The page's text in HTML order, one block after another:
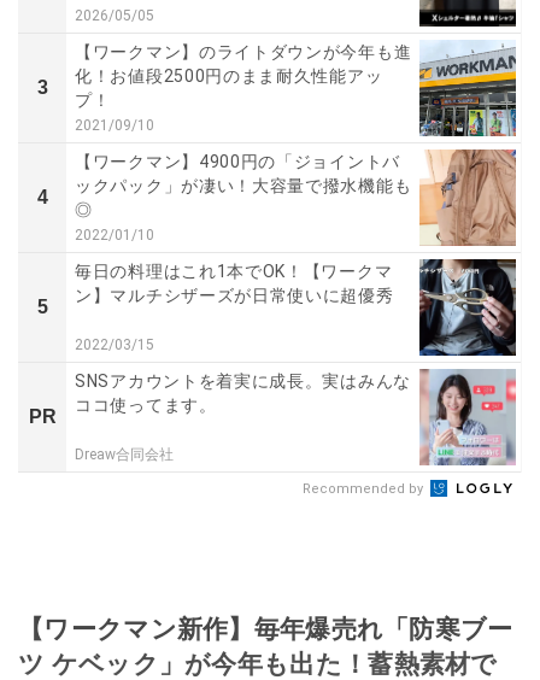
2026/05/05
3
【ワークマン】のライトダウンが今年も進
化！お値段2500円のまま耐久性能アッ
プ！
2021/09/10
4
【ワークマン】4900円の「ジョイントバ
ックパック」が凄い！大容量で撥水機能も
◎
2022/01/10
5
毎日の料理はこれ1本でOK！【ワークマ
ン】マルチシザーズが日常使いに超優秀
2022/03/15
PR
SNSアカウントを着実に成長。実はみんな
ココ使ってます。
Dreaw合同会社
Recommended by
【ワークマン新作】毎年爆売れ「防寒ブー
ツ ケベック」が今年も出た！蓄熱素材で